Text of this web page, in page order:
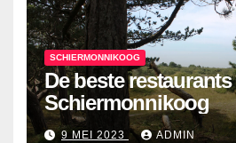
SCHIERMONNIKOOG
De beste
Schiermonnikoog
9 MEI 2023 ADMIN